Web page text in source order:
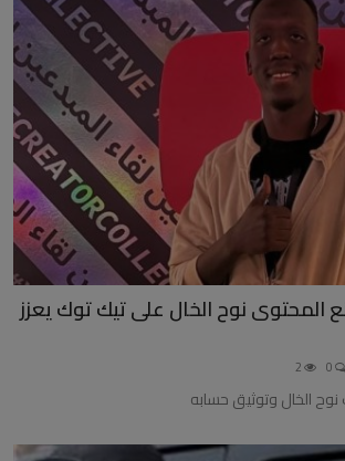
نوح الخال على تيك توك يعزز
الخال وتوثيق حسابه